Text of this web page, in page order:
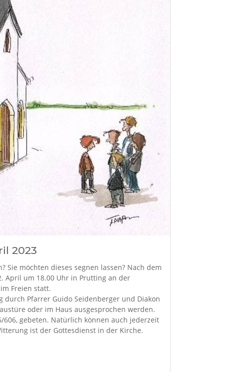
2023
Sie möchten dieses segnen lassen? Nach dem
April um 18.00 Uhr in Prutting an der
Freien statt.
Pfarrer Guido Seidenberger und Diakon
oder im Haus ausgesprochen werden.
gebeten. Natürlich können auch jederzeit
ist der Gottesdienst in der Kirche.